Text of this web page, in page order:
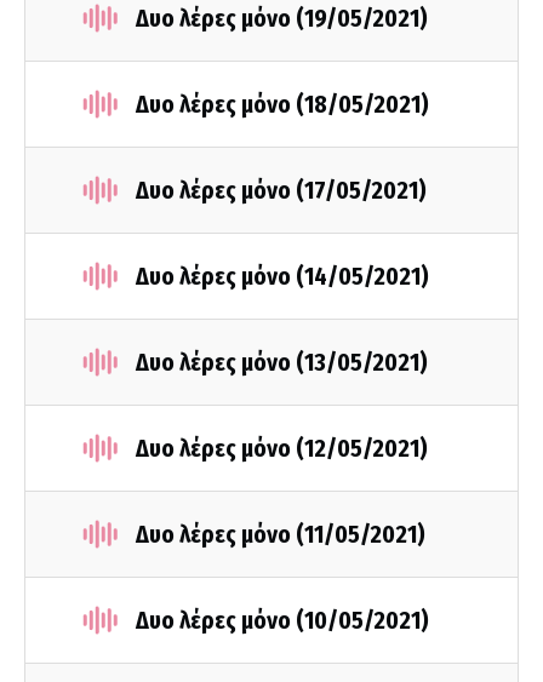
Δυο λέρες μόνο (19/05/2021)
Δυο λέρες μόνο (18/05/2021)
Δυο λέρες μόνο (17/05/2021)
Δυο λέρες μόνο (14/05/2021)
Δυο λέρες μόνο (13/05/2021)
Δυο λέρες μόνο (12/05/2021)
Δυο λέρες μόνο (11/05/2021)
Δυο λέρες μόνο (10/05/2021)